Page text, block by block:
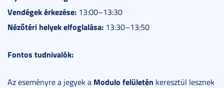
Vendégek érkezése: 13:00–13:30
Nézőtéri helyek elfoglalása: 13:30–13:50
Fontos tudnivalók:
Az eseményre a jegyek a Modulo felületén keresztül lesznek